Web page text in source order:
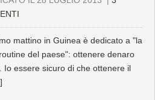
mattino in Guinea è dedicato a "la
del paese": ottenere denaro
Io essere sicuro di che ottenere il